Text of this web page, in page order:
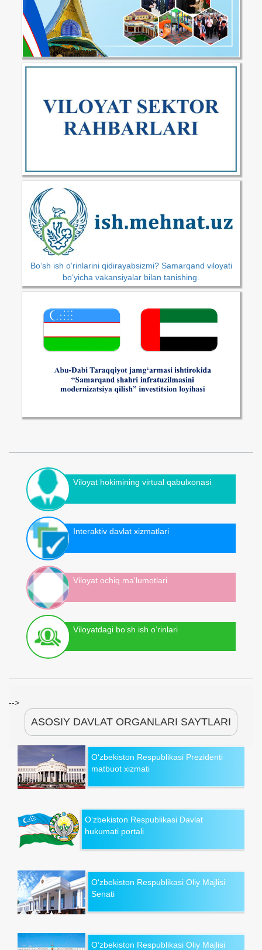
Bo‘sh ish o‘rinlarini qidirayabsizmi? Samarqand viloyati
bo‘yicha vakansiyalar bilan tanishing.
Viloyat hokimining virtual qabulxonasi
Interaktiv davlat xizmatlari
Viloyat ochiq ma'lumotlari
Viloyatdagi bo‘sh ish o‘rinlari
-->
ASOSIY DAVLAT ORGANLARI SAYTLARI
O‘zbekiston Respublikasi Prezidenti
matbuot xizmati
O‘zbekiston Respublikasi Davlat
hukumati portali
O‘zbekiston Respublikasi Oliy Majlisi
Senati
O‘zbekiston Respublikasi Oliy Majlisi